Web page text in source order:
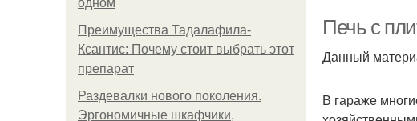
одном
Преимущества Тадалафила-
Ксантис: Почему стоит выбрать этот
препарат
Раздевалки нового поколения.
Эргономичные шкафчики,
Печь с
Данный
В гараже